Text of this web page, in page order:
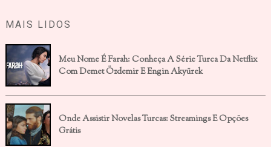
MAIS LIDOS
Meu Nome É Farah: Conheça A Série Turca Da Netflix
Com Demet Özdemir E Engin Akyürek
Onde Assistir Novelas Turcas: Streamings E Opções
Grátis